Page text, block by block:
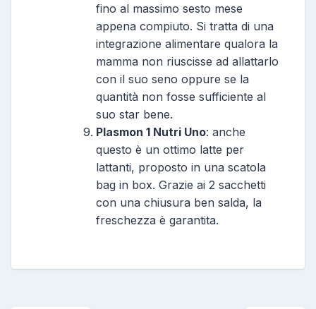
fino al massimo sesto mese
appena compiuto. Si tratta di una
integrazione alimentare qualora la
mamma non riuscisse ad allattarlo
con il suo seno oppure se la
quantità non fosse sufficiente al
suo star bene.
Plasmon 1 Nutri Uno: anche
questo è un ottimo latte per
lattanti, proposto in una scatola
bag in box. Grazie ai 2 sacchetti
con una chiusura ben salda, la
freschezza è garantita.